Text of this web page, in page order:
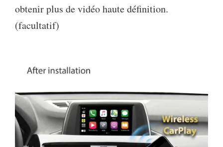
obtenir plus de vidéo haute définition.
(facultatif)